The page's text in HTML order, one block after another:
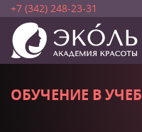
+7 (342) 248-23-31
ОБУЧЕНИЕ В